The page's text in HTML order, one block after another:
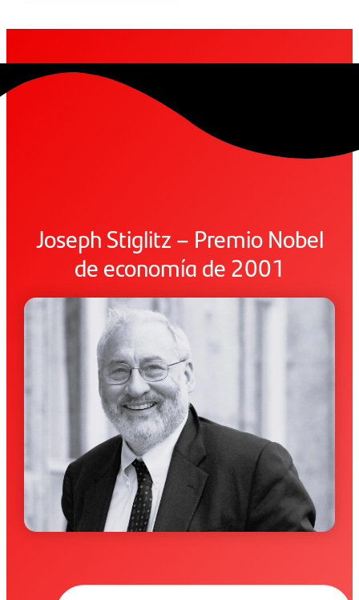
Joseph Stiglitz – Premio Nobel
de economía de 2001